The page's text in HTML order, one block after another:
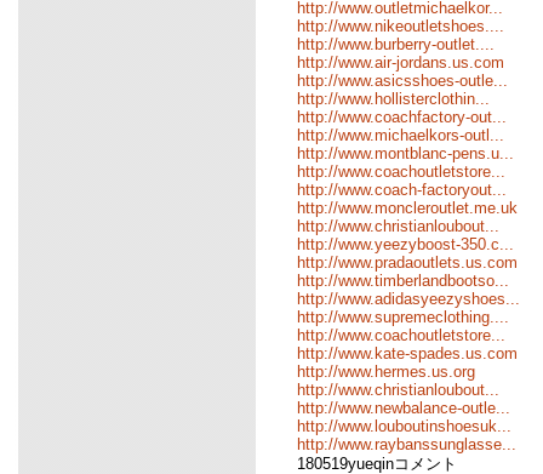
http://www.outletmichaelkor...
http://www.nikeoutletshoes....
http://www.burberry-outlet....
http://www.air-jordans.us.com
http://www.asicsshoes-outle...
http://www.hollisterclothin...
http://www.coachfactory-out...
http://www.michaelkors-outl...
http://www.montblanc-pens.u...
http://www.coachoutletstore...
http://www.coach-factoryout...
http://www.moncleroutlet.me.uk
http://www.christianloubout...
http://www.yeezyboost-350.c...
http://www.pradaoutlets.us.com
http://www.timberlandbootso...
http://www.adidasyeezyshoes...
http://www.supremeclothing....
http://www.coachoutletstore...
http://www.kate-spades.us.com
http://www.hermes.us.org
http://www.christianloubout...
http://www.newbalance-outle...
http://www.louboutinshoesuk...
http://www.raybanssunglasse...
180519yueqinコメント